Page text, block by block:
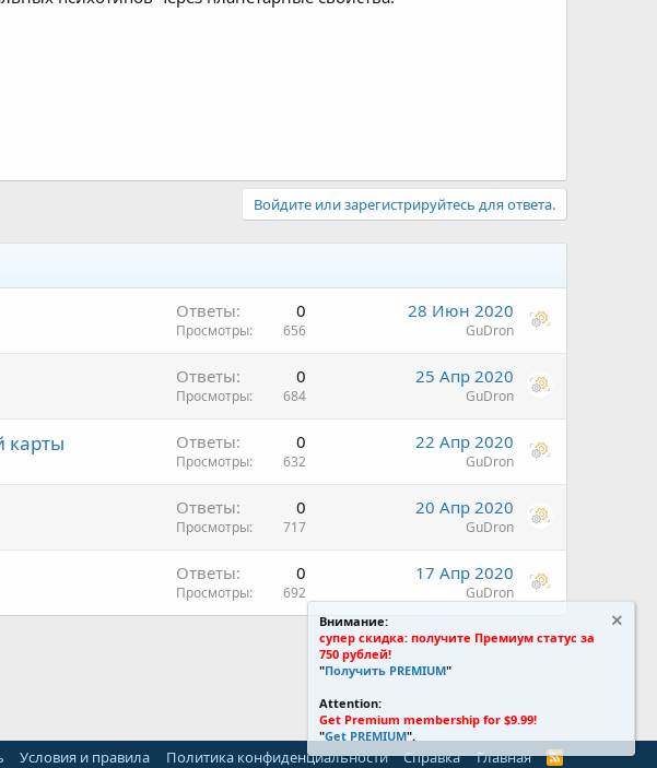
Войдите или зарегистрируйтесь для ответа.
Ответы 0
Просмотры 656
28 Июн 2020
GuDron
Ответы 0
Просмотры 684
25 Апр 2020
GuDron
карты Ответы 0
Просмотры 632
22 Апр 2020
GuDron
Ответы 0
Просмотры 717
20 Апр 2020
GuDron
Ответы 0
Просмотры 692
17 Апр 2020
GuDron
Условия и правила Политика конфиденциальности Справка Главная
R
Внимание:
супер скидка: получите Премиум статус за
750 рублей!
"Получить PREMIUM"
Attention:
Get Premium membership for $9.99!
"Get PREMIUM".